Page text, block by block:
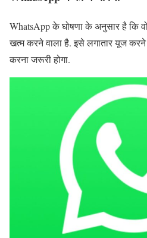
WhatsApp के घोषणा के अनुसार है कि
खत्म करने वाला है. इसे लगातार यूज
करना जरूरी होगा.